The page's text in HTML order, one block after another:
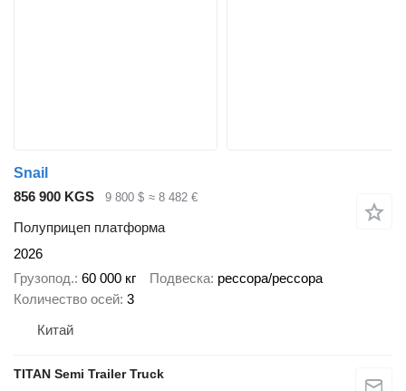
Snail
856 900 KGS
9 800 $ ≈ 8 482 €
Полуприцеп платформа
2026
Грузопод. 60 000 кг Подвеска рессора/рессора
Количество осей 3
Китай
TITAN Semi Trailer Truck